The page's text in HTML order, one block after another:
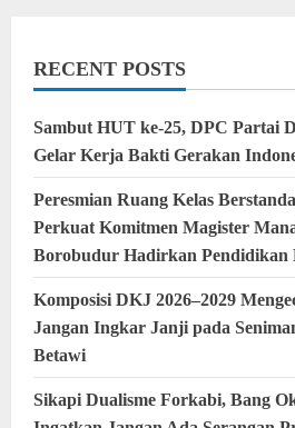
RECENT POSTS
‎Sambut HUT ke-25, DPC Partai
Gelar Kerja Bakti Gerakan
Peresmian Ruang Kelas
Perkuat Komitmen Magister
Borobudur Hadirkan Pendidikan
Komposisi DKJ 2026–2029
Jangan Ingkar Janji pada
Betawi
Sikapi Dualisme Forkabi, Bang